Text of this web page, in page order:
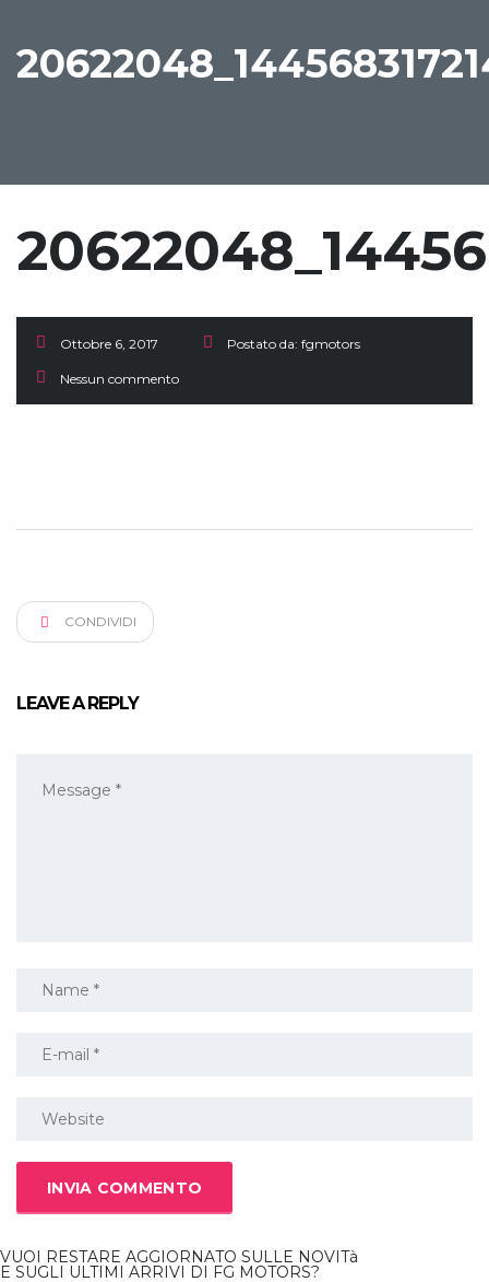
Ottobre 6, 2017 Postato da: fgmotors
Nessun commento
CONDIVIDI
LEAVE A REPLY
VUOI RESTARE AGGIORNATO SULLE NOVITà
E SUGLI ULTIMI ARRIVI DI FG MOTORS?